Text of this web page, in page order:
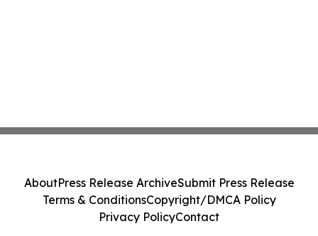
AboutPress Release ArchiveSubmit Press Release
Terms & ConditionsCopyright/DMCA Policy
Privacy PolicyContact